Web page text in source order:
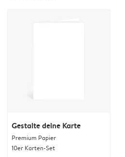
Gestalte deine Karte
Premium Papier
10er Karten-Set